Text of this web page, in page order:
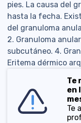
pies. La causa del
hasta la fecha.
del granuloma
2. Granuloma
subcutáneo. 4.
Eritema dérmico
Te
en
Te